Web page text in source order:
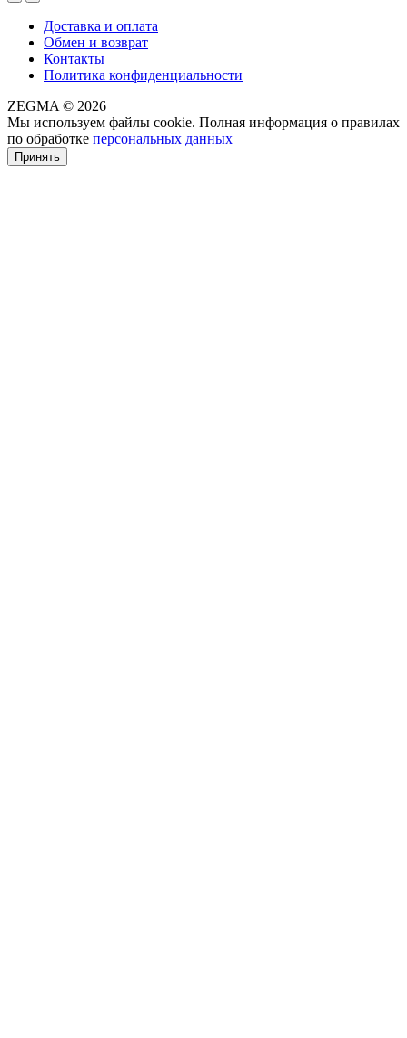
Доставка и оплата
Обмен и возврат
Контакты
Политика конфиденциальности
ZEGMA © 2026
Мы используем файлы cookie. Полная информация о правилах
по обработке персональных данных
Принять